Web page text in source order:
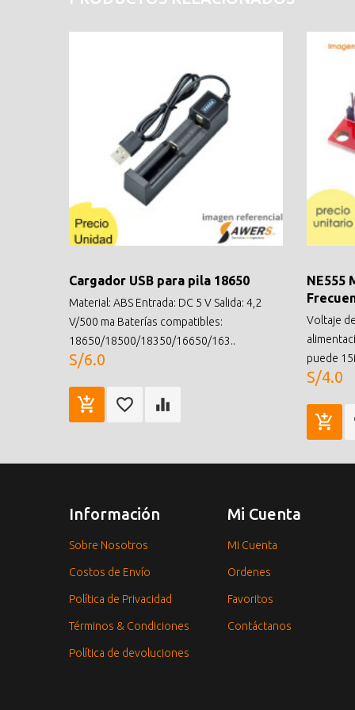
Cargador USB para pila 18650
Material: ABS Entrada: DC 5 V Salida: 4,2
V/500 ma Baterías compatibles:
18650/18500/18350/16650/163..
S/6.0
NE555
Voltaje
puede
S/4.0
Información
Sobre Nosotros
Costos de Envío
Política de Privacidad
Términos & Condiciones
Política de devoluciones
Mi Cuenta
Mi Cuenta
Ordenes
Favoritos
Contáctanos